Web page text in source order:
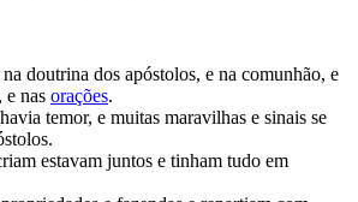
doutrina dos apóstolos, e na comunhão, e
e nas orações.
temor, e muitas maravilhas e sinais se
estavam juntos e tinham tudo em